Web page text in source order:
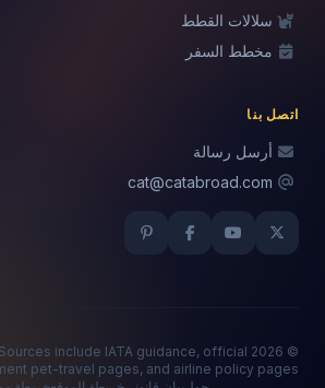
سلالات القطط
مخطط السفر
اتصل بنا
أرسل رسالة
cat@catabroad.com
· Sources include IATA guidance, official
pet-travel pages, and airline policy pages.